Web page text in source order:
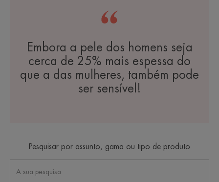
Embora a pele dos homens seja
cerca de 25% mais espessa do
que a das mulheres, também pode
ser sensível!
Pesquisar por assunto, gama ou tipo de produto